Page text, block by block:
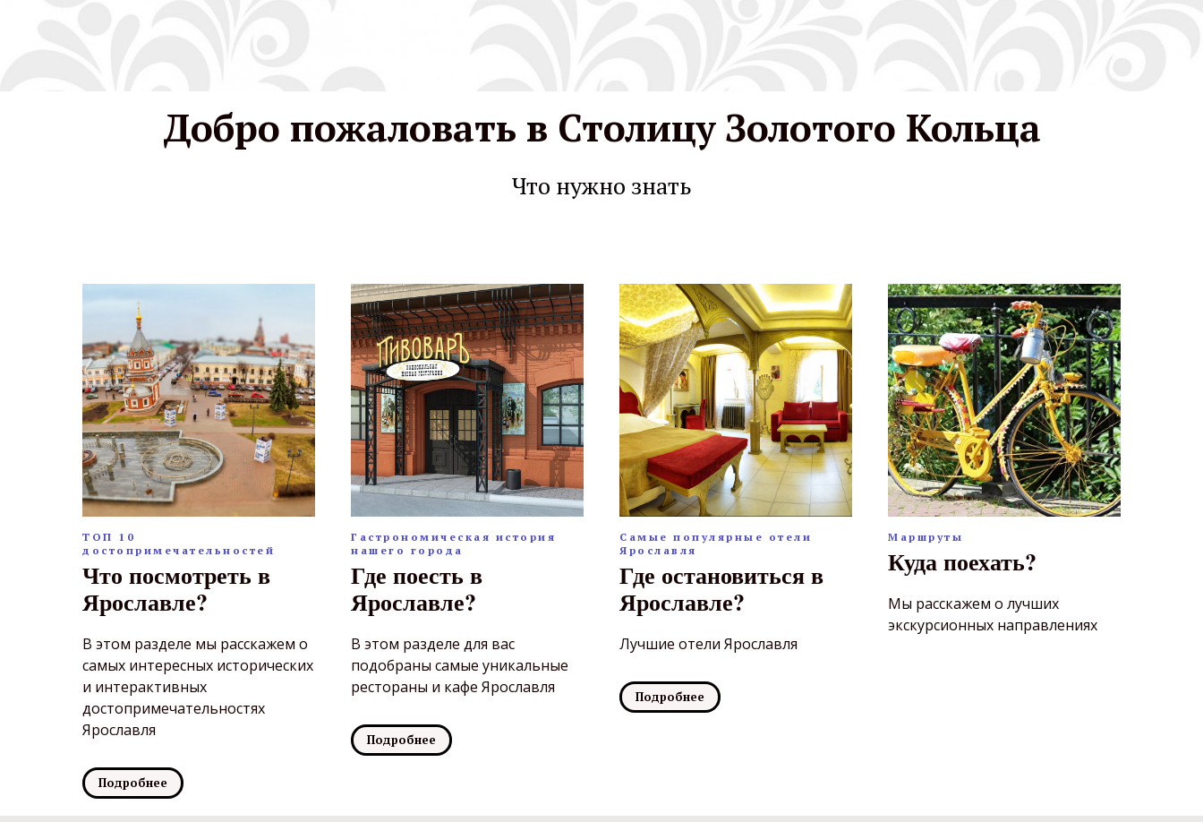
Столица Золотого Кольца
Добро пожаловать в Столицу Золотого Кольца
Что нужно знать
ТОП 10
достопримечательностей
Что посмотреть в
Ярославле?
В этом разделе мы расскажем о
самых интересных исторических
и интерактивных
достопримечательностях
Ярославля
Подробнее
Гастрономическая история
нашего города
Где поесть в
Ярославле?
В этом разделе для вас
подобраны самые уникальные
рестораны и кафе Ярославля
Подробнее
Самые популярные отели
Ярославля
Где остановиться в
Ярославле?
Лучшие отели Ярославля
Подробнее
Маршруты
Куда поехать?
Мы расскажем о лучших
экскурсионных направлениях